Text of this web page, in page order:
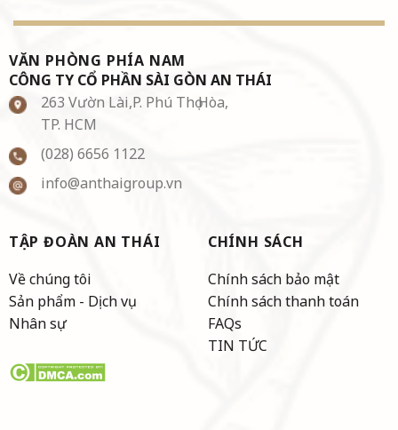
VĂN PHÒNG PHÍA NAM
CÔNG TY CỔ PHẦN SÀI GÒN AN THÁI
263 Vườn Lài,P. Phú Thọ Hòa,
TP. HCM
(028) 6656 1122
info@anthaigroup.vn
TẬP ĐOÀN AN THÁI
Về chúng tôi
Sản phẩm - Dịch vụ
Nhân sự
CHÍNH SÁCH
Chính sách bảo mật
Chính sách thanh toán
FAQs
TIN TỨC